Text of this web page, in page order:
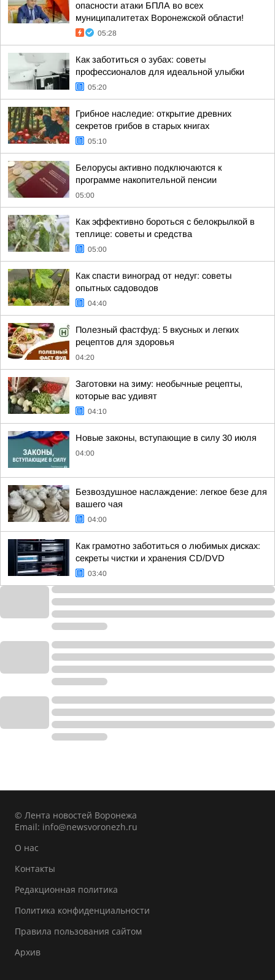
опасности атаки БПЛА во всех
муниципалитетах Воронежской области!
05:28
Как заботиться о зубах: советы
профессионалов для идеальной улыбки
05:20
Грибное наследие: открытие древних
секретов грибов в старых книгах
05:10
Белорусы активно подключаются к
программе накопительной пенсии
05:00
Как эффективно бороться с белокрылкой в
теплице: советы и средства
05:00
Как спасти виноград от недуг: советы
опытных садоводов
04:40
Полезный фастфуд: 5 вкусных и легких
рецептов для здоровья
04:20
Заготовки на зиму: необычные рецепты,
которые вас удивят
04:10
Новые законы, вступающие в силу 30 июля
04:00
Безвоздушное наслаждение: легкое безе для
вашего чая
04:00
Как грамотно заботиться о любимых дисках:
секреты чистки и хранения CD/DVD
03:40
© Лента новостей Воронежа
Email: info@newsvoronezh.ru
О нас
Контакты
Редакционная политика
Политика конфиденциальности
Правила пользования сайтом
Архив